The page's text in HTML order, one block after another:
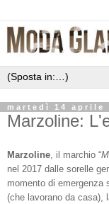
martedì 14 aprile
Marzoline:
Marzoline, il marchio “
nel 2017 dalle sorelle
momento di emergenza
(che lavorano da casa),